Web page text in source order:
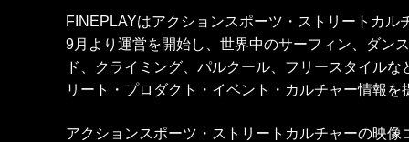
FINEPLAYはアクションスポーツ・ストリートカ
9月より運営を開始し、世界中のサーフィン、ダン
ド、クライミング、パルクール、フリースタイル
リート・プロダクト・イベント・カルチャー情報を
アクションスポーツ・ストリートカルチャーの映